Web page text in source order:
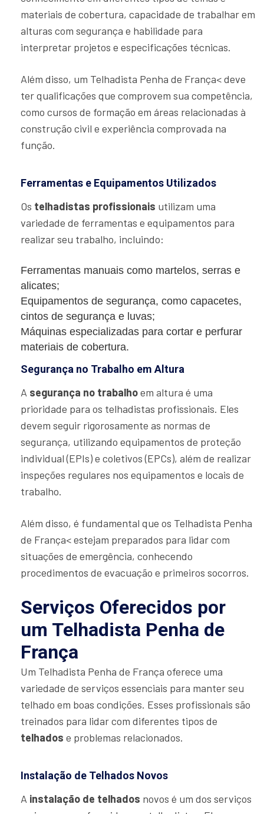
materiais de cobertura, capacidade de trabalhar em
alturas com segurança e habilidade para
interpretar projetos e especificações técnicas.
Além disso, um Telhadista Penha de França< deve
ter qualificações que comprovem sua competência,
como cursos de formação em áreas relacionadas à
construção civil e experiência comprovada na
função.
Ferramentas e Equipamentos Utilizados
Os telhadistas profissionais utilizam uma
variedade de ferramentas e equipamentos para
realizar seu trabalho, incluindo:
Ferramentas manuais como martelos, serras e
alicates;
Equipamentos de segurança, como capacetes,
cintos de segurança e luvas;
Máquinas especializadas para cortar e perfurar
materiais de cobertura.
Segurança no Trabalho em Altura
A segurança no trabalhoem altura é uma
prioridade para os telhadistas profissionais. Eles
devem seguir rigorosamente as normas de
segurança, utilizando equipamentos de proteção
individual (EPIs) e coletivos (EPCs), além de realizar
inspeções regulares nos equipamentos e locais de
trabalho.
Além disso, é fundamental que os Telhadista Penha
de França< estejam preparados para lidar com
situações de emergência, conhecendo
procedimentos de evacuação e primeiros socorros.
Serviços Oferecidos por
um Telhadista Penha de
França
Um Telhadista Penha de França oferece uma
variedade de serviços essenciais para manter seu
telhado em boas condições. Esses profissionais são
treinados para lidar com diferentes tipos de
telhados e problemas relacionados.
Instalação de Telhados Novos
A instalação de telhados novos é um dos serviços